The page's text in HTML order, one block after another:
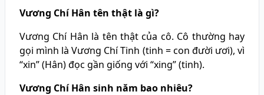
Vương Chí Hân tên thật là gì?
Vương Chí Hân là tên thật của cô. Cô thường hay
gọi mình là Vương Chí Tinh (tinh = con đười ươi), vì
“xin” (Hân) đọc gần giống với “xing” (tinh).
Vương Chí Hân sinh năm bao nhiêu?